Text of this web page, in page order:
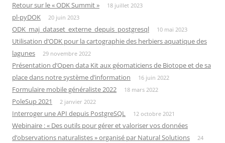
Retour sur le « ODK Summit » 18 juillet 2023
pl-pyDOK 20 juin 2023
ODK_maj_dataset_externe_depuis_postgresql 10 mai 2023
Utilisation d’ODK pour la cartographie des herbiers aquatique des
lagunes
29 novembre 2022
Présentation d’Open data Kit aux géomaticiens de Biotope et de sa
place dans notre système d’information
16 juin 2022
Formulaire mobile généraliste 2022 18 mars 2022
PoleSup 2021 2 janvier 2022
Interroger une API depuis PostgreSQL 12 octobre 2021
Webinaire : « Des outils pour gérer et valoriser vos données
d’observations naturalistes » organisé par Natural Solutions
24